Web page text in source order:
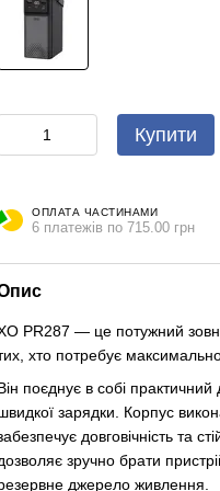
Купити
ОПЛАТА ЧАСТИНАМИ
6 платежів по 715.00 грн
PR287 — це потужний
хто потребує
поєднує в собі практичний
зарядки. Корпус
довговічність та
зручно брати
джерело живлення.